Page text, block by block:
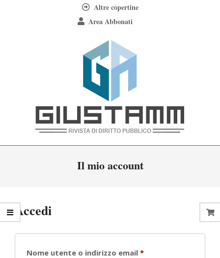
Altre copertine
Area Abbonati
Giustamm
Il mio account
Accedi
Nome utente o indirizzo email *Richiesto